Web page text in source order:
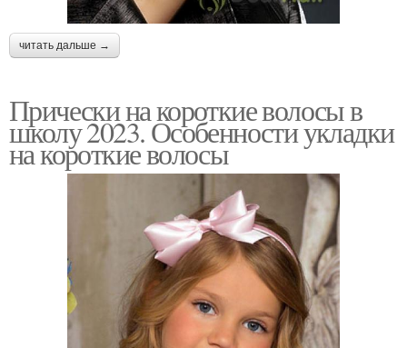
читать дальше →
Прически на короткие волосы в
школу 2023. Особенности укладки
на короткие волосы